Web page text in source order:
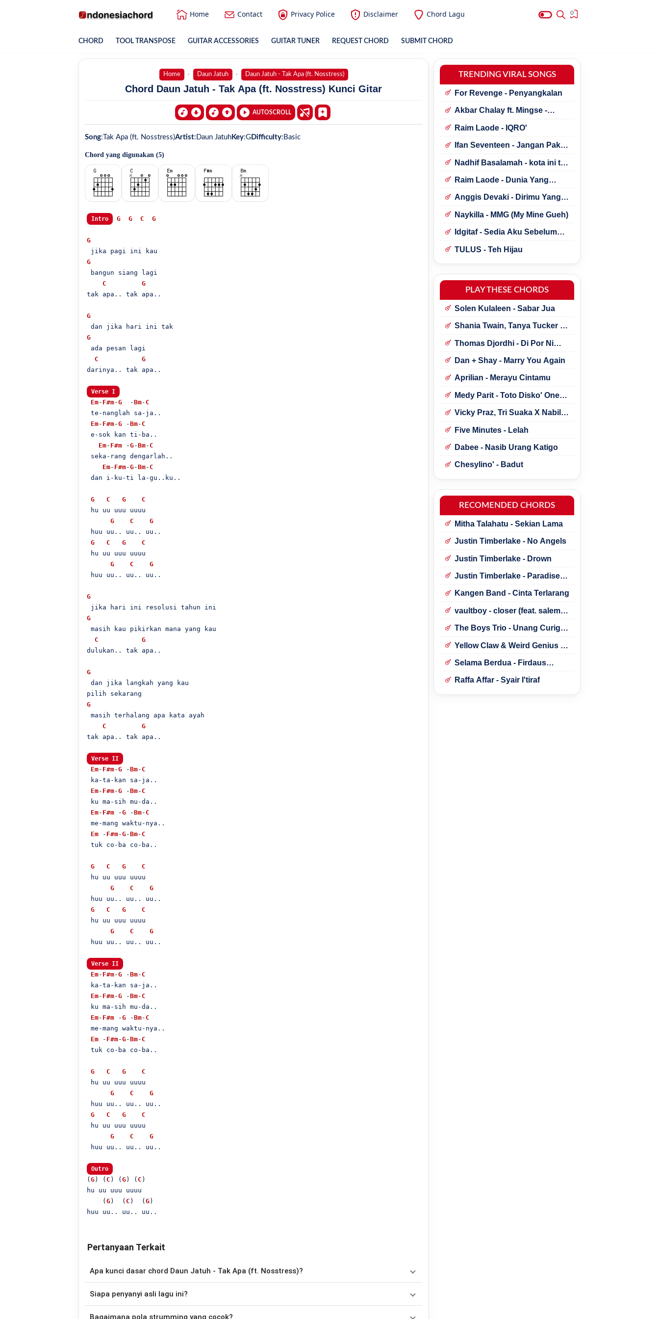
Home Contact Privacy Police Disclaimer Chord Lagu 0
CHORD TOOL TRANSPOSE GUITAR ACCESSORIES GUITAR TUNER REQUEST CHORD SUBMIT CHORD
Home Daun Jatuh Daun Jatuh - Tak Apa (ft. Nosstress)
Chord Daun Jatuh - Tak Apa (ft. Nosstress) Kunci Gitar
AUTOSCROLL
Song: Tak Apa (ft. Nosstress)Artist: Daun Jatuh Key:G Difficulty: Basic
Chord yang digunakan (5)
Intro G G C G
G
G
bangun siang lagi
C
G
tak apa.. tak apa..
G
G
ada pesan lagi
C
G
darinya.. tak apa..
Verse I
Em- F#m-G
  -
Bm- C
te-nanglah sa-ja..
Em- F#m-G -Bm- C
e-sok kan ti-ba..
Em- F#m -G-Bm- C
seka-rang dengarlah..
Em- F#m-G-Bm- C
dan i-ku-ti la-gu..ku..
G C G
C
hu uu uuu uuuu
G
C
G
huu uu.. uu.. uu..
G
C G
C
hu uu uuu uuuu
G
C
G
huu uu.. uu.. uu..
G
G
masih kau pikirkan mana yang kau
C
G
dulukan.. tak apa..
G
dan jika langkah yang kau
G
masih terhalang apa kata ayah
C
G
tak apa.. tak apa..
Verse II
Em- F#m-G -Bm- C
ka-ta-kan sa-ja..
Em- F#m-G -Bm- C
ku ma-sih mu-da..
Em- F#m -G -Bm- C
me-mang waktu-nya..
Em - F#m-G-Bm- C
tuk co-ba co-ba..
G C G
C
hu uu uuu uuuu
G
C
G
huu uu.. uu.. uu..
G
C G
C
hu uu uuu uuuu
G
C
G
huu uu.. uu.. uu..
Verse II
Em- F#m-G -Bm- C
ka-ta-kan sa-ja..
Em- F#m-G -Bm- C
ku ma-sih mu-da..
Em- F#m -G -Bm- C
me-mang waktu-nya..
Em - F#m-G-Bm- C
tuk co-ba co-ba..
G C G
C
hu uu uuu uuuu
G
C
G
huu uu.. uu.. uu..
G
C G
C
hu uu uuu uuuu
G
C
G
huu uu.. uu.. uu..
Outro
( G) ( C ) ( G) ( C )
hu uu uuu uuuu
    (
G)  ( C )  ( G)
huu uu.. uu.. uu..
Pertanyaan Terkait
Apa kunci dasar chord Daun Jatuh - Tak Apa (ft. Nosstress)?
disederhanakan sehingga lebih mudah dimainkan oleh pemula maupun gitaris yang ingin belajar
memainkan lagu ini.
Siapa penyanyi asli lagu ini?
Bagaimana pola strumming yang cocok?
TRENDING VIRAL SONGS
For Revenge - Penyangkalan
Akbar Chalay ft. Mingse -
Raim Laode - IQRO'
Ifan Seventeen - Jangan Paksa
Nadhif Basalamah - kota ini tak
Raim Laode - Dunia Yang
Anggis Devaki - Dirimu Yang
Naykilla - MMG (My Mine Gueh)
Idgitaf - Sedia Aku Sebelum
TULUS - Teh Hijau
PLAY THESE CHORDS
Solen Kulaleen - Sabar Jua
Shania Twain, Tanya Tucker -
Thomas Djordhi - Di Por Ni
Dan + Shay - Marry You Again
Aprilian - Merayu Cintamu
Medy Parit - Toto Disko' One
Vicky Praz, Tri Suaka X Nabila
Five Minutes - Lelah
Dabee - Nasib Urang Katigo
Chesylino' - Badut
RECOMENDED CHORDS
Mitha Talahatu - Sekian Lama
Justin Timberlake - No Angels
Justin Timberlake - Drown
Justin Timberlake - Paradise ft.
Kangen Band - Cinta Terlarang
vaultboy - closer (feat. salem
The Boys Trio - Unang Curigai
Yellow Claw & Weird Genius -
Selama Berdua - Firdaus
Raffa Affar - Syair I'tiraf